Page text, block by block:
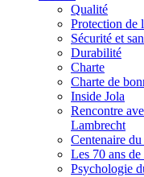
Qualité
Protection de
Sécurité et
Durabilité
Charte
Charte de
Inside Jola
Rencontre
Lambrecht
Centenaire
Les 70 ans
Psychologie